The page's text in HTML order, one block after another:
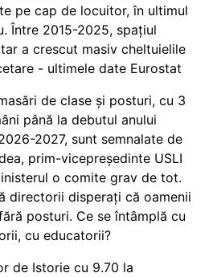
pe cap de locuitor, în ultimul
Între 2015-2025, spațiul
a crescut masiv cheltuielile
- ultimele date Eurostat
de clase și posturi, cu 3
până la debutul anului
2027, sunt semnalate de
prim-vicepreședinte USLI
o comite grav de tot.
directorii disperați că oamenii
posturi. Ce se întâmplă cu
cu educatorii?
de Istorie cu 9.70 la